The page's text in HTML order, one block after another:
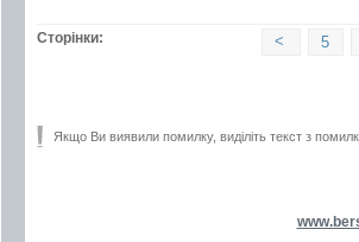
Сторінки: 5
<
Якщо Ви виявили помилку, виділіть текст з